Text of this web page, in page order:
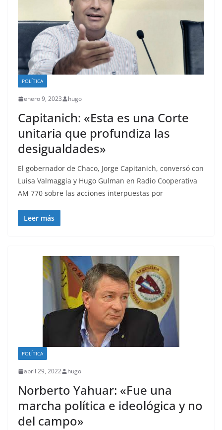
POLÍTICA
enero 9, 2023 hugo
Capitanich: «Esta es una Corte
unitaria que profundiza las
desigualdades»
El gobernador de Chaco, Jorge Capitanich, conversó con
Luisa Valmaggia y Hugo Gulman en Radio Cooperativa
AM 770 sobre las acciones interpuestas por
Leer más
POLÍTICA
abril 29, 2022 hugo
Norberto Yahuar: «Fue una
marcha política e ideológica y no
del campo»